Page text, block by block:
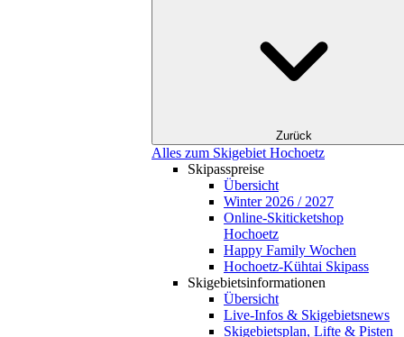
Zurück
Alles zum Skigebiet Hochoetz
Skipasspreise
Übersicht
Winter 2026 / 2027
Online-Skiticketshop
Hochoetz
Happy Family Wochen
Hochoetz-Kühtai Skipass
Skigebietsinformationen
Übersicht
Live-Infos & Skigebietsnews
Skigebietsplan, Lifte & Pisten